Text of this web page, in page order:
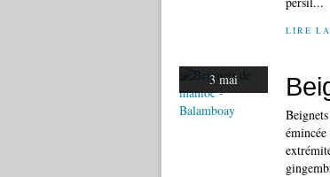
LIRE
3 mai